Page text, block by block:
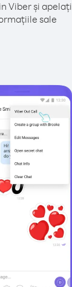
Viber și
sale